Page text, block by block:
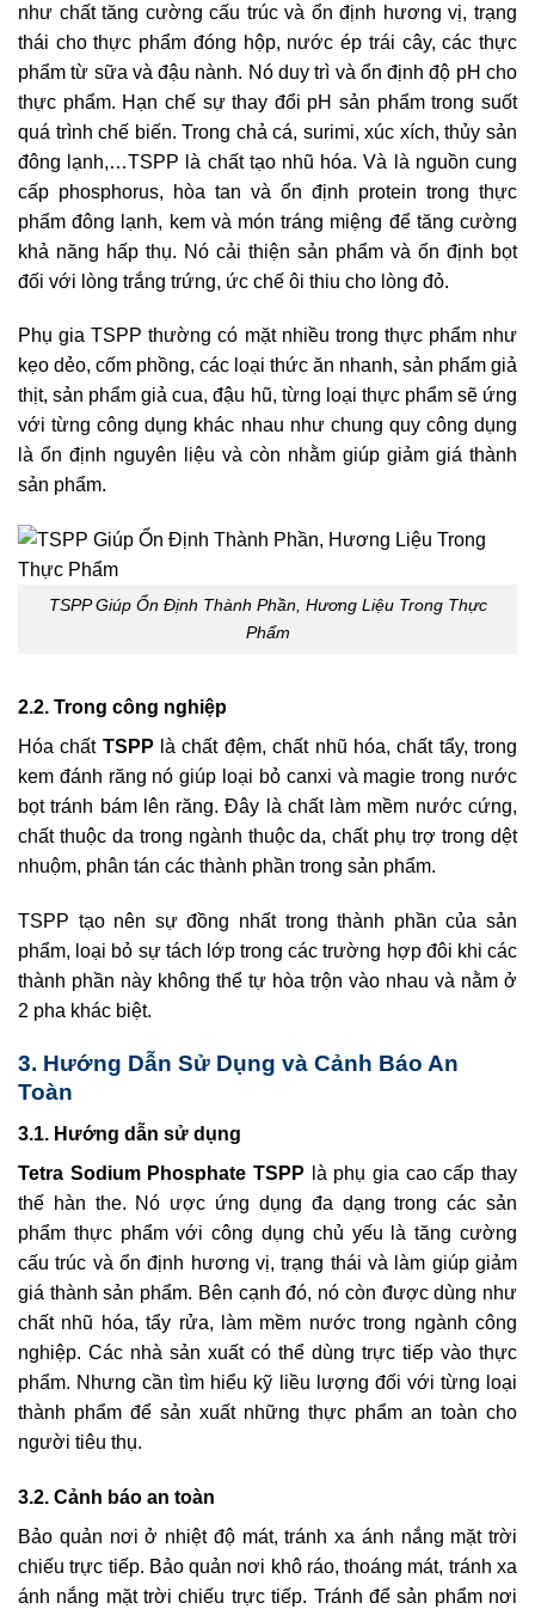
như chất tăng cường cấu trúc và ổn định hương vị, trạng
thái cho thực phẩm đóng hộp, nước ép trái cây, các thực
phẩm từ sữa và đậu nành. Nó duy trì và ổn định độ pH cho
thực phẩm. Hạn chế sự thay đổi pH sản phẩm trong suốt
quá trình chế biến. Trong chả cá, surimi, xúc xích, thủy sản
đông lạnh,…TSPP là chất tạo nhũ hóa. Và là nguồn cung
cấp phosphorus, hòa tan và ổn định protein trong thực
phẩm đông lạnh, kem và món tráng miệng để tăng cường
khả năng hấp thụ. Nó cải thiện sản phẩm và ổn định bọt
đối với lòng trắng trứng, ức chế ôi thiu cho lòng đỏ.
Phụ gia TSPP thường có mặt nhiều trong thực phẩm như
kẹo dẻo, cốm phồng, các loại thức ăn nhanh, sản phẩm giả
thịt, sản phẩm giả cua, đậu hũ, từng loại thực phẩm sẽ ứng
với từng công dụng khác nhau như chung quy công dụng
là ổn định nguyên liệu và còn nhằm giúp giảm giá thành
sản phẩm.
TSPP Giúp Ổn Định Thành Phần, Hương Liệu Trong Thực
Phẩm
2.2. Trong công nghiệp
Hóa chấtTSPP là chất đệm, chất nhũ hóa, chất tẩy, trong
kem đánh răng nó giúp loại bỏ canxi và magie trong nước
bọt tránh bám lên răng. Đây là chất làm mềm nước cứng,
chất thuộc da trong ngành thuộc da, chất phụ trợ trong dệt
nhuộm, phân tán các thành phần trong sản phẩm.
TSPP tạo nên sự đồng nhất trong thành phần của sản
phẩm, loại bỏ sự tách lớp trong các trường hợp đôi khi các
thành phần này không thể tự hòa trộn vào nhau và nằm ở
2 pha khác biệt.
3. Hướng Dẫn Sử Dụng và Cảnh Báo An
Toàn
3.1. Hướng dẫn sử dụng
Tetra Sodium Phosphate TSPP là phụ gia cao cấp thay
thế hàn the. Nó ược ứng dụng đa dạng trong các sản
phẩm thực phẩm với công dụng chủ yếu là tăng cường
cấu trúc và ổn định hương vị, trạng thái và làm giúp giảm
giá thành sản phẩm. Bên cạnh đó, nó còn được dùng như
chất nhũ hóa, tẩy rửa, làm mềm nước trong ngành công
nghiệp. Các nhà sản xuất có thể dùng trực tiếp vào thực
phẩm. Nhưng cần tìm hiểu kỹ liều lượng đối với từng loại
thành phẩm để sản xuất những thực phẩm an toàn cho
người tiêu thụ.
3.2. Cảnh báo an toàn
Bảo quản nơi ở nhiệt độ mát, tránh xa ánh nắng mặt trời
chiếu trực tiếp. Bảo quản nơi khô ráo, thoáng mát, tránh xa
ánh nắng mặt trời chiếu trực tiếp. Tránh để sản phẩm nơi